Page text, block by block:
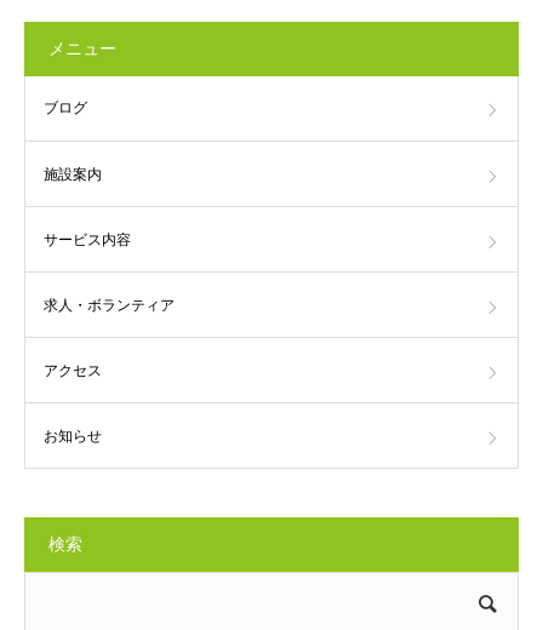
メニュー
ブログ
施設案内
サービス内容
求人・ボランティア
アクセス
お知らせ
検索